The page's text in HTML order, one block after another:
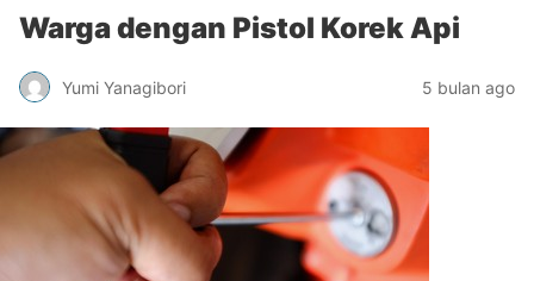
Warga dengan Pistol Korek Api
Yumi Yanagibori 5 bulan ago